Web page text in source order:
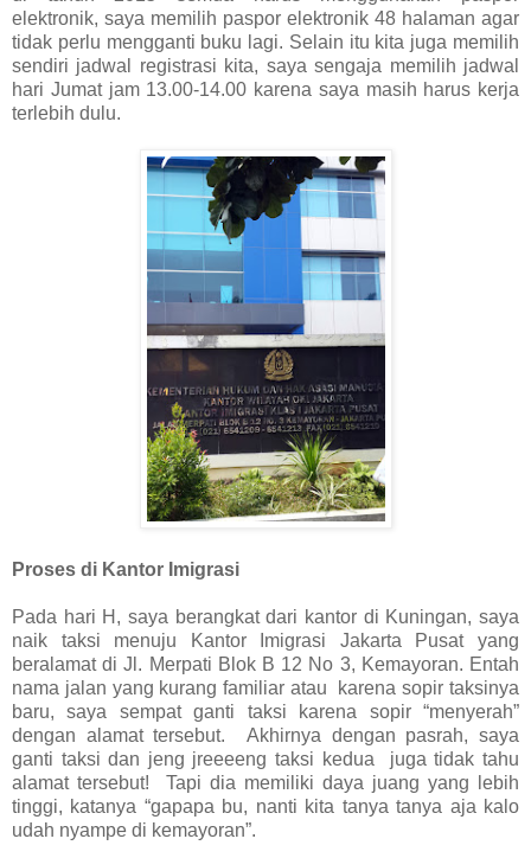
elektronik, saya memilih paspor elektronik 48 halaman agar
tidak perlu mengganti buku lagi. Selain itu kita juga memilih
sendiri jadwal registrasi kita, saya sengaja memilih jadwal
hari Jumat jam 13.00-14.00 karena saya masih harus kerja
terlebih dulu.
Proses di Kantor Imigrasi
Pada hari H, saya berangkat dari kantor di Kuningan, saya
naik taksi menuju Kantor Imigrasi Jakarta Pusat yang
beralamat di Jl. Merpati Blok B 12 No 3, Kemayoran. Entah
nama jalan yang kurang familiar atau karena sopir taksinya
baru, saya sempat ganti taksi karena sopir “menyerah”
dengan alamat tersebut. Akhirnya dengan pasrah, saya
ganti taksi dan jeng jreeeeng taksi kedua juga tidak tahu
alamat tersebut! Tapi dia memiliki daya juang yang lebih
tinggi, katanya “gapapa bu, nanti kita tanya tanya aja kalo
udah nyampe di kemayoran”.